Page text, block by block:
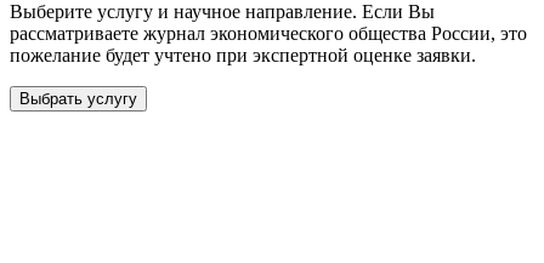
Выберите услугу и научное направление. Если Вы
рассматриваете журнал экономического общества России, это
пожелание будет учтено при экспертной оценке заявки.
Выбрать услугу